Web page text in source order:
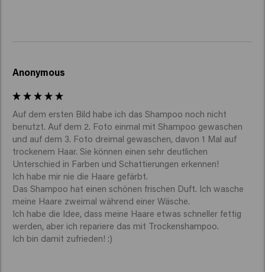
Anonymous
Auf dem ersten Bild habe ich das Shampoo noch nicht
benutzt. Auf dem 2. Foto einmal mit Shampoo gewaschen
und auf dem 3. Foto dreimal gewaschen, davon 1 Mal auf
trockenem Haar. Sie können einen sehr deutlichen
Unterschied in Farben und Schattierungen erkennen!
Ich habe mir nie die Haare gefärbt.
Das Shampoo hat einen schönen frischen Duft. Ich wasche
meine Haare zweimal während einer Wäsche.
Ich habe die Idee, dass meine Haare etwas schneller fettig
werden, aber ich repariere das mit Trockenshampoo.